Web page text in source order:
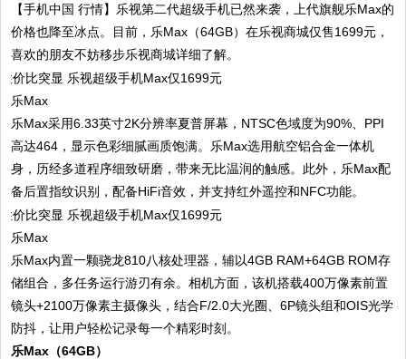
【手机中国 行情】乐视第二代超级手机已然来袭，上代旗舰乐Max的
价格也降至冰点。目前，乐Max（64GB）在乐视商城仅售1699元，
喜欢的朋友不妨移步乐视商城详细了解。
乐Max
乐Max采用6.33英寸2K分辨率夏普屏幕，NTSC色域度为90%、PPI
高达464，显示色彩细腻画质饱满。乐Max选用航空铝合金一体机
身，历经多道程序细致研磨，带来无比温润的触感。此外，乐Max配
备后置指纹识别，配备HiFi音效，并支持红外遥控和NFC功能。
乐Max
乐Max内置一颗骁龙810八核处理器，辅以4GB RAM+64GB ROM存
储组合，多任务运行游刃有余。相机方面，该机搭载400万像素前置
镜头+2100万像素主摄像头，结合F/2.0大光圈、6P镜头组和OIS光学
防抖，让用户轻松记录每一个精彩时刻。
乐Max（64GB）